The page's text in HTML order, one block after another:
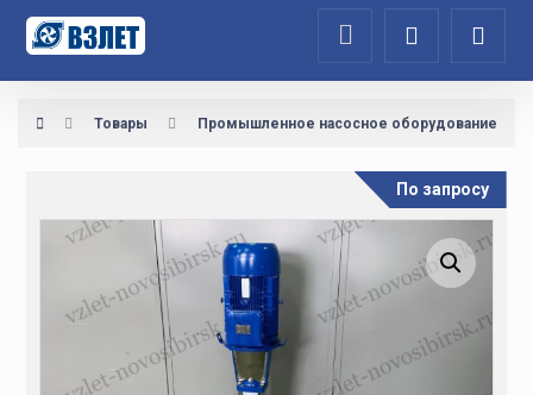
Товары Промышленное насосное оборудование
Увеличить изображение
По запросу